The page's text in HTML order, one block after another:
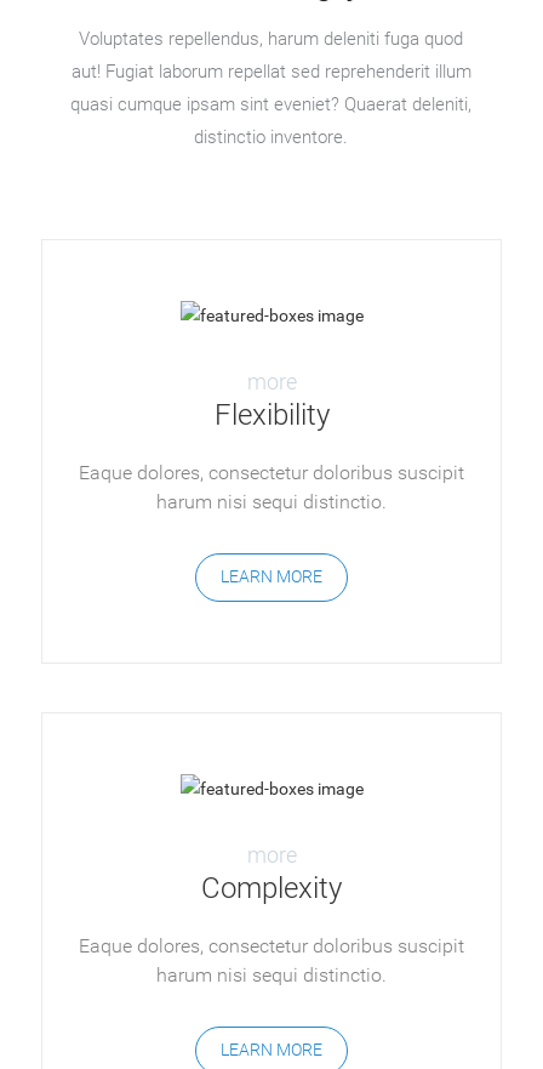
Voluptates repellendus, harum deleniti fuga quod
aut! Fugiat laborum repellat sed reprehenderit illum
quasi cumque ipsam sint eveniet? Quaerat deleniti,
distinctio inventore.
more
Flexibility
Eaque dolores, consectetur doloribus suscipit
harum nisi sequi distinctio.
LEARN MORE
more
Complexity
Eaque dolores, consectetur doloribus suscipit
harum nisi sequi distinctio.
LEARN MORE